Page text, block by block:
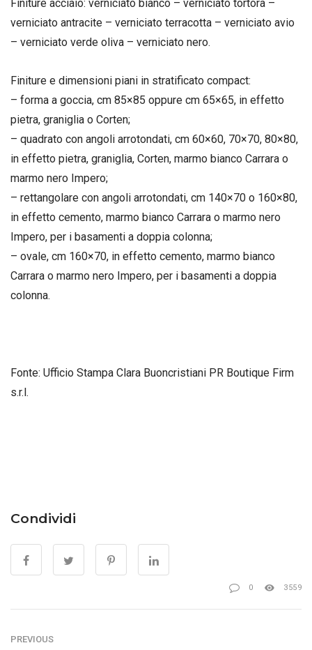
Finiture acciaio: verniciato bianco – verniciato tortora –
verniciato antracite – verniciato terracotta – verniciato avio
– verniciato verde oliva – verniciato nero.
Finiture e dimensioni piani in stratificato compact:
– forma a goccia, cm 85×85 oppure cm 65×65, in effetto
pietra, graniglia o Corten;
– quadrato con angoli arrotondati, cm 60×60, 70×70, 80×80,
in effetto pietra, graniglia, Corten, marmo bianco Carrara o
marmo nero Impero;
– rettangolare con angoli arrotondati, cm 140×70 o 160×80,
in effetto cemento, marmo bianco Carrara o marmo nero
Impero, per i basamenti a doppia colonna;
– ovale, cm 160×70, in effetto cemento, marmo bianco
Carrara o marmo nero Impero, per i basamenti a doppia
colonna.
Fonte: Ufficio Stampa Clara Buoncristiani PR Boutique Firm
s.r.l.
Condividi
0 3559
PREVIOUS